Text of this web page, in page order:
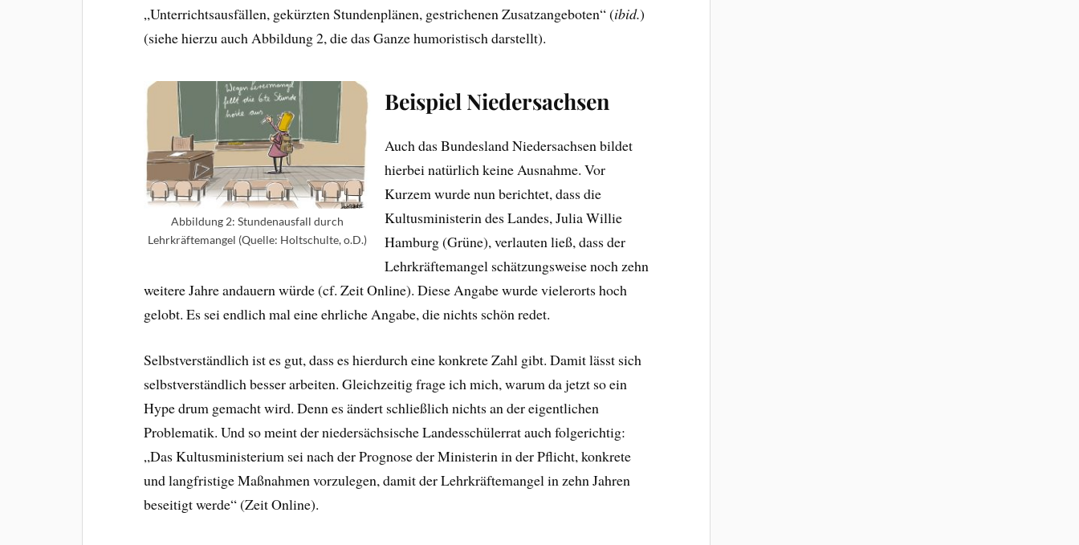
„Unterrichtsausfällen, gekürzten Stundenplänen, gestrichenen Zusatzangeboten“ (ibid.)
(siehe hierzu auch Abbildung 2, die das Ganze humoristisch darstellt).
Abbildung 2: Stundenausfall durch
Lehrkräftemangel (Quelle: Holtschulte, o.D.)
Beispiel Niedersachsen
Auch das Bundesland Niedersachsen bildet
hierbei natürlich keine Ausnahme. Vor
Kurzem wurde nun berichtet, dass die
Kultusministerin des Landes, Julia Willie
Hamburg (Grüne), verlauten ließ, dass der
Lehrkräftemangel schätzungsweise noch zehn
weitere Jahre andauern würde (cf. Zeit Online). Diese Angabe wurde vielerorts hoch
gelobt. Es sei endlich mal eine ehrliche Angabe, die nichts schön redet.
Selbstverständlich ist es gut, dass es hierdurch eine konkrete Zahl gibt. Damit lässt sich
selbstverständlich besser arbeiten. Gleichzeitig frage ich mich, warum da jetzt so ein
Hype drum gemacht wird. Denn es ändert schließlich nichts an der eigentlichen
Problematik. Und so meint der niedersächsische Landesschülerrat auch folgerichtig:
„Das Kultusministerium sei nach der Prognose der Ministerin in der Pflicht, konkrete
und langfristige Maßnahmen vorzulegen, damit der Lehrkräftemangel in zehn Jahren
beseitigt werde“ (Zeit Online).